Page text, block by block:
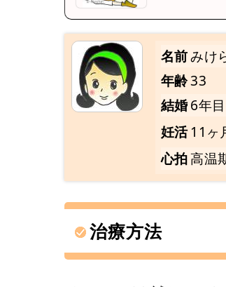
名前みけ
年齢33
結婚6年目
妊活 11ヶ
心拍高温
治療方法